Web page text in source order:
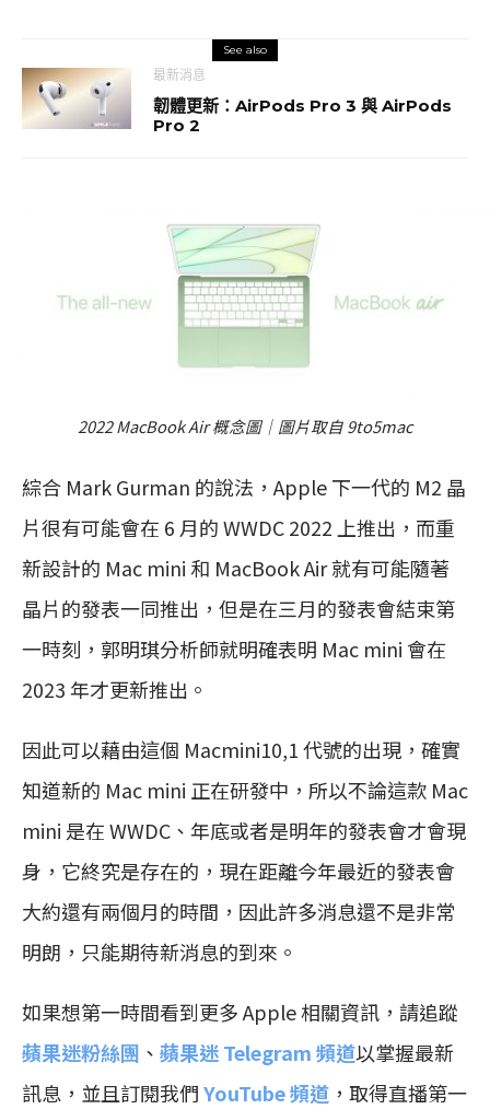
See also
最新消息
韌體更新：AirPods Pro 3 與 AirPods
Pro 2
2022 MacBook Air 概念圖｜圖片取自 9to5mac
綜合 Mark Gurman 的說法，Apple 下一代的 M2 晶
片很有可能會在 6 月的 WWDC 2022 上推出，而重
新設計的 Mac mini 和 MacBook Air 就有可能隨著
晶片的發表一同推出，但是在三月的發表會結束第
一時刻，郭明琪分析師就明確表明 Mac mini 會在
2023 年才更新推出。
因此可以藉由這個 Macmini10,1 代號的出現，確實
知道新的 Mac mini 正在研發中，所以不論這款 Mac
mini 是在 WWDC、年底或者是明年的發表會才會現
身，它終究是存在的，現在距離今年最近的發表會
大約還有兩個月的時間，因此許多消息還不是非常
明朗，只能期待新消息的到來。
如果想第一時間看到更多 Apple 相關資訊，請追蹤
蘋果迷粉絲團 、 蘋果迷 Telegram 頻道以掌握最新
訊息，並且訂閱我們YouTube 頻道 ，取得直播第一